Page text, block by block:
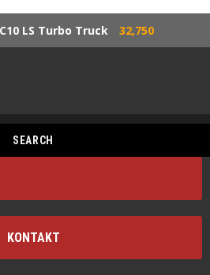
LS Turbo Truck 32,750
KONTAKT